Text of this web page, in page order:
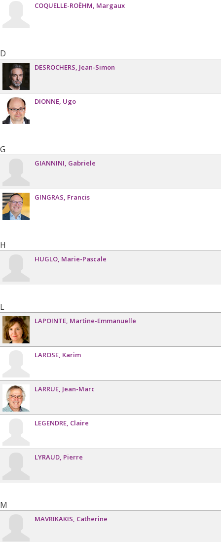
COQUELLE-ROËHM Margaux
D
DESROCHERS Jean-Simon
DIONNE Ugo
G
GIANNINI Gabriele
GINGRAS Francis
H
HUGLO Marie-Pascale
L
LAPOINTE Martine-Emmanuelle
LAROSE Karim
LARRUE Jean-Marc
LEGENDRE Claire
LYRAUD Pierre
M
MAVRIKAKIS Catherine